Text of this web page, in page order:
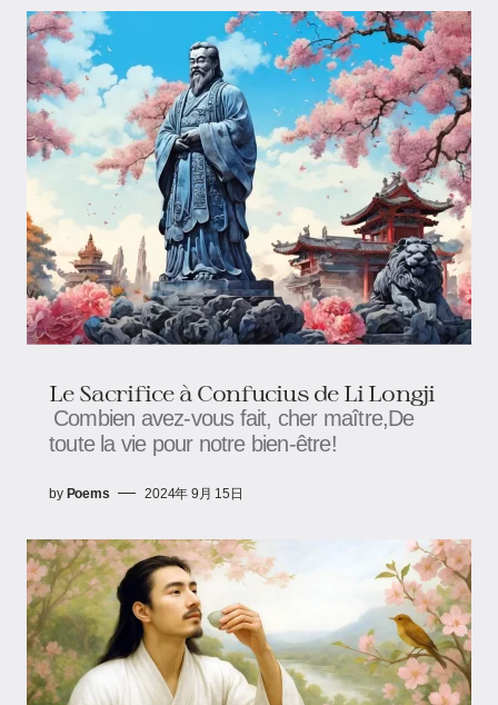
Le Sacrifice à Confucius de Li Longji​
Combien avez-vous fait, cher maître,De
toute la vie pour notre bien-être!
by Poems 2024年 9月 15日